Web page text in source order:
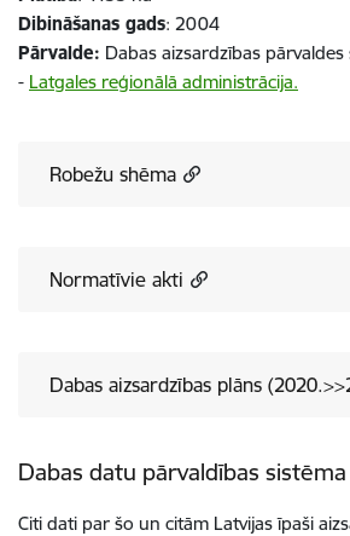
Dibināšanas gads: 2004
Pārvalde: Dabas aizsardzības
- Latgales reģionālā administrācija.
Robežu shēma
Normatīvie akti
Dabas aizsardzības plāns
Dabas datu pārvaldības sistēma
Citi dati par šo un citām Latvijas īpaši